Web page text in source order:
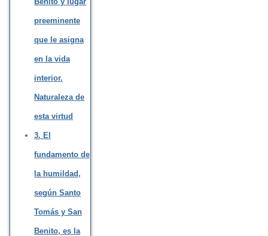
preeminente
que le asigna
en la vida
interior.
Naturaleza de
esta virtud
3. El
fundamento de
la humildad,
según Santo
Tomás y San
Benito, es la